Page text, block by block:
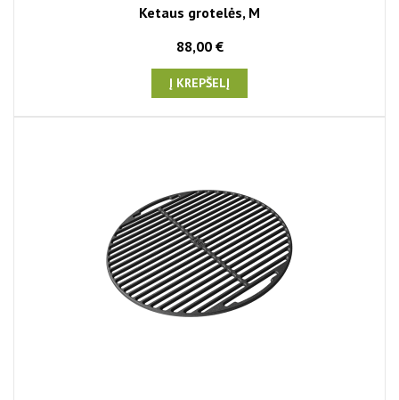
Ketaus grotelės, M
88,00 €
Į KREPŠELĮ